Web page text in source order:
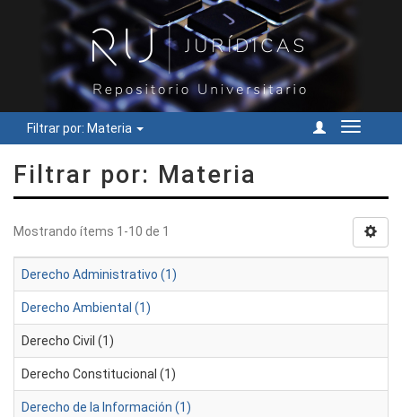
Filtrar por: Materia
Cambiar
Filtrar por: Materia
Mostrando ítems 1-10 de 1
Derecho Administrativo (1)
Derecho Ambiental (1)
Derecho Civil (1)
Derecho Constitucional (1)
Derecho de la Información (1)